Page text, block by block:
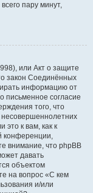
пару минут,
или Акт о защите
закон Соединённых
информацию от
письменное согласие
того, что
к вам, как к
конференции,
внимание, что phpBB
давать
объектом
на вопрос «С кем
и/или